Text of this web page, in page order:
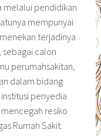
melalui pendidikan
mempunyai
terjadinya
sebagai calon
perumahsakitan,
dalam bidang
penyedia
resiko
Rumah Sakit.